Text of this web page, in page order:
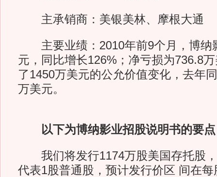
主承销商：美银美林、摩根大通
主要业绩：2010年前9个月，博纳
元，同比增长126%；净亏损为736.8
了1450万美元的公允价值变化，去年
万美元。
以下为博纳影业招股说明书的要
我们将发行1174万股美国存托股，
代表1股普通股，预计发行价区 间在